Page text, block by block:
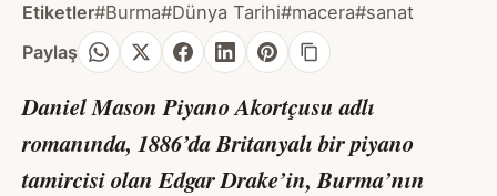
Etiketler#Burma#Dünya Tarihi#macera#sanat
Paylaş
Daniel MasonPiyano Akortçusu adlı
romanında, 1886’da Britanyalı bir piyano
tamircisi olan Edgar Drake’in, Burma’nın